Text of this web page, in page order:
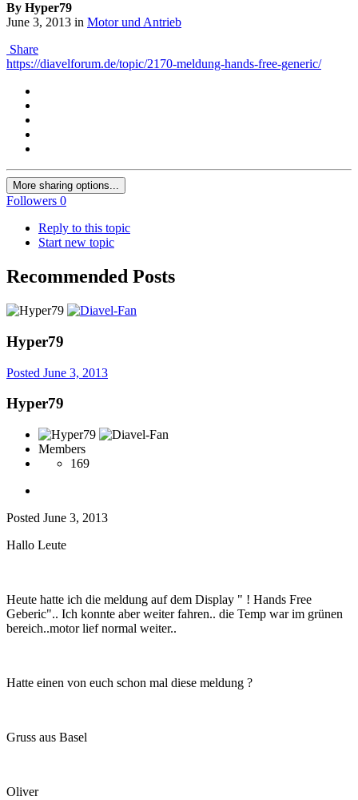
By Hyper79
June 3, 2013 in Motor und Antrieb
Share
https://diavelforum.de/topic/2170-meldung-hands-free-generic/
More sharing options...
Followers 0
Reply to this topic
Start new topic
Recommended Posts
Hyper79
Posted June 3, 2013
Hyper79
Members
169
Posted June 3, 2013
Hallo Leute
Heute hatte ich die meldung auf dem Display " ! Hands Free
Geberic".. Ich konnte aber weiter fahren.. die Temp war im grünen
bereich..motor lief normal weiter..
Hatte einen von euch schon mal diese meldung ?
Gruss aus Basel
Oliver